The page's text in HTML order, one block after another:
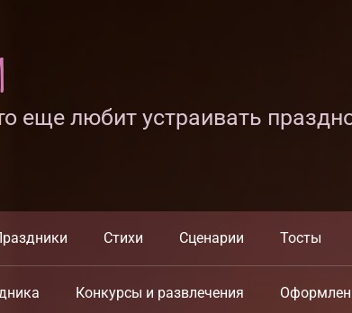
еще любит устраивать
Стихи Сценарии Тосты
Конкурсы и развлечения